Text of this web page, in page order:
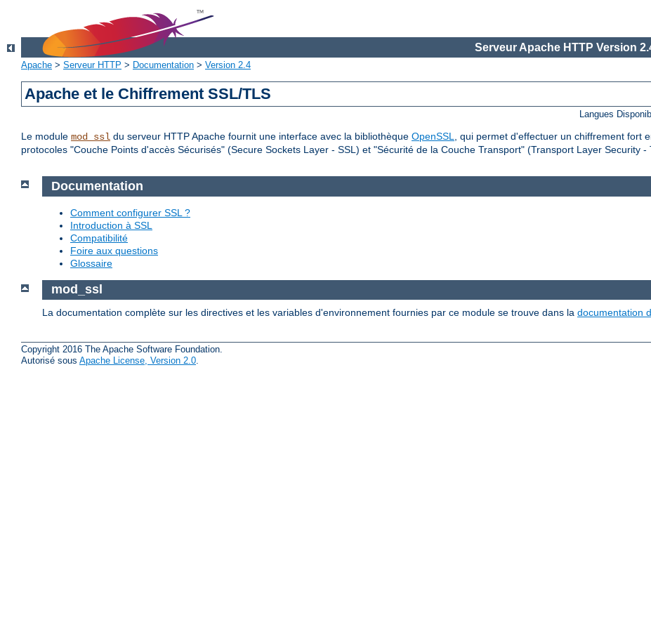
Serveur Apache HTTP Version
Apache > Serveur HTTP > Documentation > Version 2.4
Apache et le Chiffrement SSL/TLS
Langues
Le module mod_ssl du serveur HTTP Apache fournit une interface avec la bibliothèque OpenSSL, qui permet d'effectuer un chiffrement fort
protocoles "Couche Points d'accès Sécurisés" (Secure Sockets Layer - SSL) et "Sécurité de la Couche Transport" (Transport Layer Security -
Documentation
Comment configurer SSL ?
Introduction à SSL
Compatibilité
Foire aux questions
Glossaire
mod_ssl
La documentation complète sur les directives et les variables d'environnement fournies par ce module se trouve dans la documentation
Copyright 2016 The Apache Software Foundation.
Autorisé sous Apache License, Version 2.0.